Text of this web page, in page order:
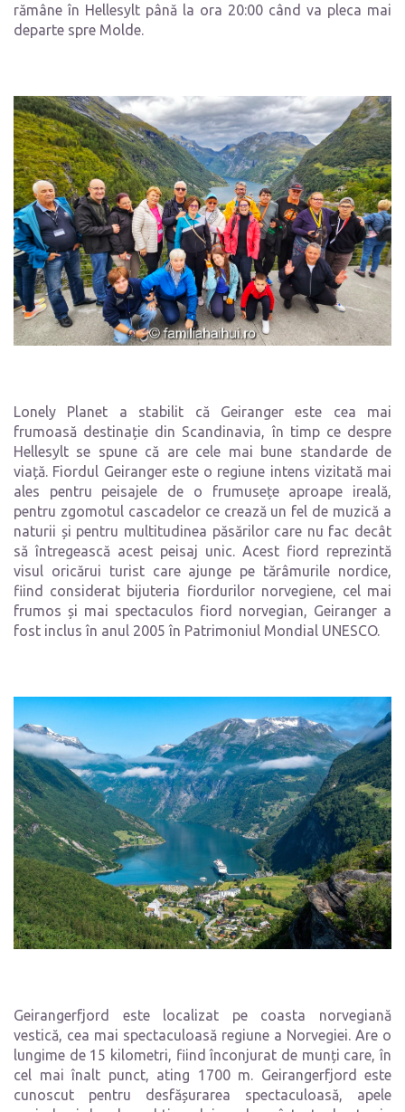
rămâne în Hellesylt până la ora 20:00 când va pleca mai
departe spre Molde.
Lonely Planet a stabilit că Geiranger este cea mai
frumoasă destinație din Scandinavia, în timp ce despre
Hellesylt se spune că are cele mai bune standarde de
viață. Fiordul Geiranger este o regiune intens vizitată mai
ales pentru peisajele de o frumusețe aproape ireală,
pentru zgomotul cascadelor ce crează un fel de muzică a
naturii și pentru multitudinea păsărilor care nu fac decât
să întregească acest peisaj unic. Acest fiord reprezintă
visul oricărui turist care ajunge pe tărâmurile nordice,
fiind considerat bijuteria fiordurilor norvegiene, cel mai
frumos și mai spectaculos fiord norvegian, Geiranger a
fost inclus în anul 2005 în Patrimoniul Mondial UNESCO.
Geirangerfjord este localizat pe coasta norvegiană
vestică, cea mai spectaculoasă regiune a Norvegiei. Are o
lungime de 15 kilometri, fiind înconjurat de munți care, în
cel mai înalt punct, ating 1700 m. Geirangerfjord este
cunoscut pentru desfășurarea spectaculoasă, apele